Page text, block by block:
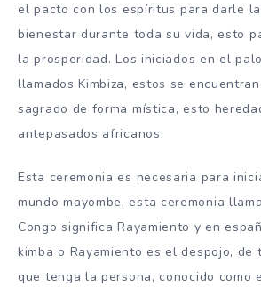
el pacto con los espíritus para darle
bienestar durante toda su vida, esto
la prosperidad. Los iniciados en el
llamados Kimbiza, estos se
sagrado de forma mística, esto
antepasados africanos.
Esta ceremonia es necesaria para
mundo mayombe, esta ceremonia
Congo significa Rayamiento y en
kimba o Rayamiento es el despojo, de
que tenga la persona, conocido como